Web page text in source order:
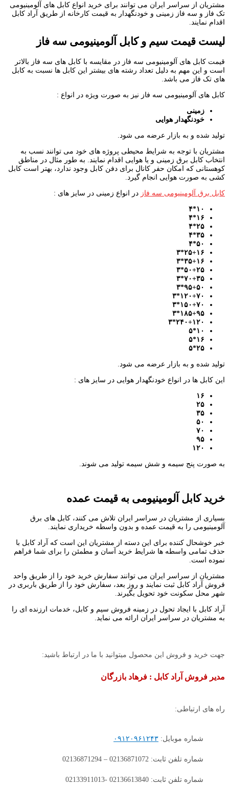
مشتریان از سراسر ایران می توانند برای خرید انواع کابل های آلومینیومی
تک فاز و سه فاز زمینی و خودنگهدار به قیمت کارخانه از طریق آراد کابل
اقدام نمایند.
لیست قیمت سیم و کابل آلومینیومی سه فاز
قیمت کابل های آلومینیومی سه فاز در مقایسه با کابل های سه فاز بالاتر
است و این مهم به دلیل تعداد رشته های بیشتر این کابل ها نسبت به کابل
های تک فاز می باشد.
کابل های آلومینیومی سه فاز نیز به صورت ویژه در انواع :
زمینی
خودنگهدار هوایی
تولید شده و به بازار عرضه می شود.
مشتریان با توجه به شرایط محیطی پروژه های خود می توانند نسب به
انتخاب کابل برق زمینی و یا هوایی اقدام نمایند. به طور مثال در مناطق
کوهستانی که امکان حفر کانال برای دفن کابل وجود ندارد، بهتر است کابل
کشی به صورت هوایی انجام گیرد.
کابل برق آلومینیومی سه فاز در انواع زمینی در سایز های :
۱۰*۴
۱۶*۴
۲۵*۴
۳۵*۴
۵۰*۴
۲۵+۱۶*۳
۳۵+۱۶*۳
۵۰+۲۵*۳
۷۰+۳۵*۳
۹۵+۵۰*۳
۱۲۰+۷۰*۳
۱۵۰+۷۰*۳
۱۸۵+۹۵*۳
۲۴۰+۱۲۰*۳
۱۰*۵
۱۶*۵
۲۵*۵
تولید شده و به بازار عرضه می شود.
این کابل ها در انواع خودنگهدار هوایی در سایز های :
۱۶
۲۵
۳۵
۵۰
۷۰
۹۵
۱۲۰
به صورت پنج سیمه و شش سیمه تولید می شوند.
خرید کابل آلومینیومی به قیمت عمده
بسیاری از مشتریان در سراسر ایران تلاش می کنند، کابل های برق
آلومینیومی را به قیمت عمده و بدون واسطه خریداری نمایند.
خبر خوشحال کننده برای این دسته از مشتریان این است که آراد کابل با
حذف تمامی واسطه ها شرایط خرید آسان و مطمئن را برای شما فراهم
نموده است.
مشتریان از سراسر ایران می توانند سفارش خرید خود را از طریق واحد
فروش آراد کابل ثبت نمایند و روز بعد، سفارش خود را از طریق باربری در
شهر محل سکونت خود تحویل بگیرند.
آراد کابل با ایجاد تحول در زمینه فروش سیم و کابل، خدمات ارزنده ای را
به مشتریان در سراسر ایران ارائه می نماید.
جهت خرید و فروش این محصول میتوانید با ما در ارتباط باشید:
مدیر فروش آراد کابل : فرهاد بازرگان
راه های ارتباطی:
شماره موبایل: ۰۹۱۲۰۹۶۱۲۴۳
شماره تلفن ثابت: 02136871072 – 02136871294
شماره تلفن ثابت: 02136613840 -02133911013